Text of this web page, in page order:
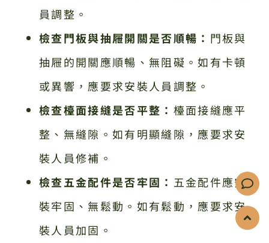
員調整。
檢查門板與抽屜開關是否順暢： 門板與
抽屜的開關應順暢、無阻礙。如有卡頓
或異響，應要求安裝人員調整。
檢查檯面接縫是否平整： 檯面接縫應平
整、無縫隙。如有明顯縫隙，應要求安
裝人員修補。
檢查五金配件是否牢固： 五金配件應安
裝牢固、無鬆動。如有鬆動，應要求安
裝人員加固。